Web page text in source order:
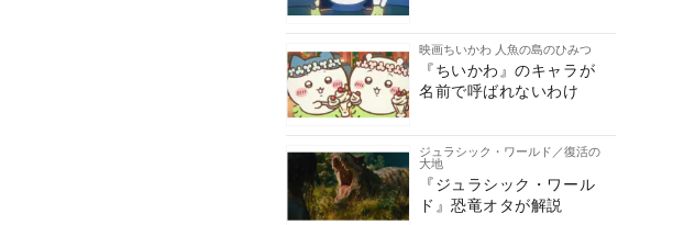
映画ちいかわ 人魚の島のひみつ
『ちいかわ』のキャラが
名前で呼ばれないわけ
ジュラシック・ワールド／復活の
大地
『ジュラシック・ワール
ド』恐竜オタが解説